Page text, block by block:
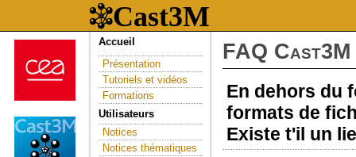
Accueil
Présentation
Tutoriels et vidéos
Formations
Utilisateurs
Notices
Notices thématiques
FAQ Cast3M
En dehors du
formats de
Existe t'il un